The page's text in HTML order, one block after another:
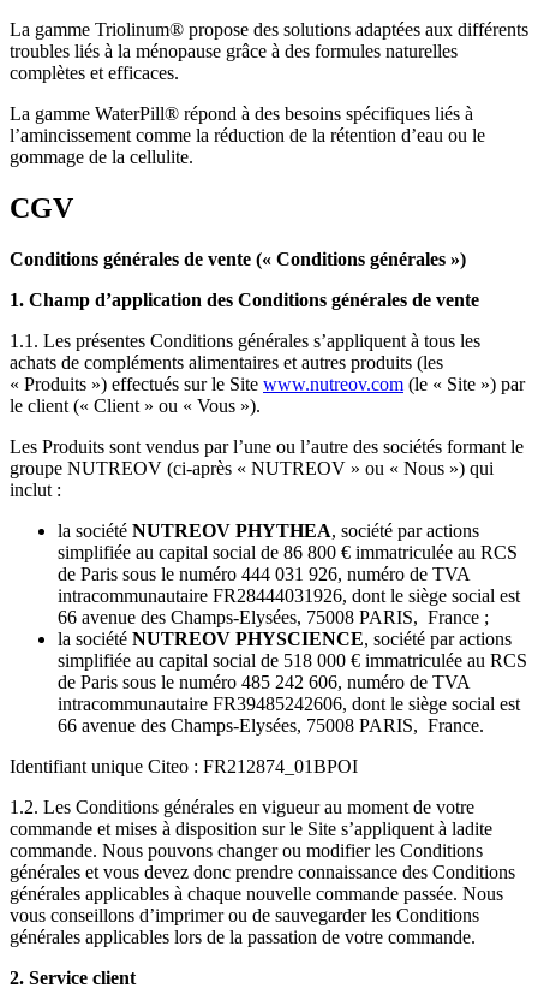
La gamme Triolinum® propose des solutions adaptées aux différents
troubles liés à la ménopause grâce à des formules naturelles
complètes et efficaces.
La gamme WaterPill® répond à des besoins spécifiques liés à
l’amincissement comme la réduction de la rétention d’eau ou le
gommage de la cellulite.
CGV
Conditions générales de vente (« Conditions générales »)
1. Champ d’application des Conditions générales de vente
1.1. Les présentes Conditions générales s’appliquent à tous les
achats de compléments alimentaires et autres produits (les
« Produits ») effectués sur le Site www.nutreov.com (le « Site ») par
le client (« Client » ou « Vous »).
Les Produits sont vendus par l’une ou l’autre des sociétés formant le
groupe NUTREOV (ci-après « NUTREOV » ou « Nous ») qui
inclut :
la société NUTREOV PHYTHEA, société par actions
simplifiée au capital social de 86 800 € immatriculée au RCS
de Paris sous le numéro 444 031 926, numéro de TVA
intracommunautaire FR28444031926, dont le siège social est
66 avenue des Champs-Elysées, 75008 PARIS, France ;
la société NUTREOV PHYSCIENCE, société par actions
simplifiée au capital social de 518 000 € immatriculée au RCS
de Paris sous le numéro 485 242 606, numéro de TVA
intracommunautaire FR39485242606, dont le siège social est
66 avenue des Champs-Elysées, 75008 PARIS, France.
Identifiant unique Citeo : FR212874_01BPOI
1.2. Les Conditions générales en vigueur au moment de votre
commande et mises à disposition sur le Site s’appliquent à ladite
commande. Nous pouvons changer ou modifier les Conditions
générales et vous devez donc prendre connaissance des Conditions
générales applicables à chaque nouvelle commande passée. Nous
vous conseillons d’imprimer ou de sauvegarder les Conditions
générales applicables lors de la passation de votre commande.
2. Service client